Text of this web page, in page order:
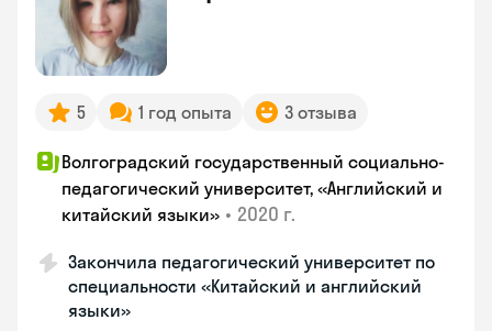
5 1 год опыта 3 отзыва
Волгоградский государственный социально-
педагогический университет, «Английский и
китайский языки» • 2020 г.
Закончила педагогический университет по
специальности «Китайский и английский
языки»